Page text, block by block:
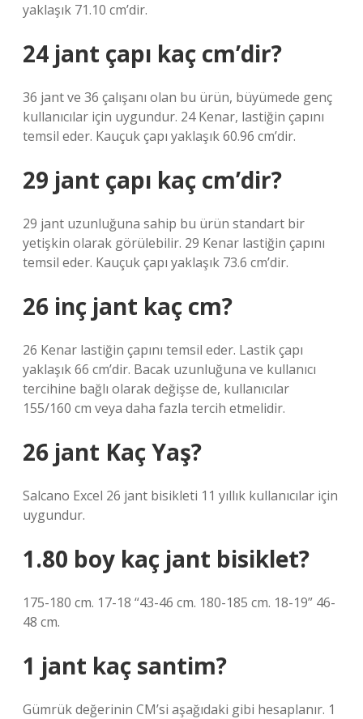
yaklaşık 71.10 cm’dir.
24 jant çapı kaç cm’dir?
36 jant ve 36 çalışanı olan bu ürün, büyümede genç
kullanıcılar için uygundur. 24 Kenar, lastiğin çapını
temsil eder. Kauçuk çapı yaklaşık 60.96 cm’dir.
29 jant çapı kaç cm’dir?
29 jant uzunluğuna sahip bu ürün standart bir
yetişkin olarak görülebilir. 29 Kenar lastiğin çapını
temsil eder. Kauçuk çapı yaklaşık 73.6 cm’dir.
26 inç jant kaç cm?
26 Kenar lastiğin çapını temsil eder. Lastik çapı
yaklaşık 66 cm’dir. Bacak uzunluğuna ve kullanıcı
tercihine bağlı olarak değişse de, kullanıcılar
155/160 cm veya daha fazla tercih etmelidir.
26 jant Kaç Yaş?
Salcano Excel 26 jant bisikleti 11 yıllık kullanıcılar için
uygundur.
1.80 boy kaç jant bisiklet?
175-180 cm. 17-18 “43-46 cm. 180-185 cm. 18-19” 46-
48 cm.
1 jant kaç santim?
Gümrük değerinin CM’si aşağıdaki gibi hesaplanır. 1